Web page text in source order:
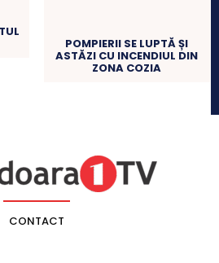
POMPIERII SE LUPTĂ ȘI
ASTĂZI CU INCENDIUL DIN
ZONA COZIA
CONTACT